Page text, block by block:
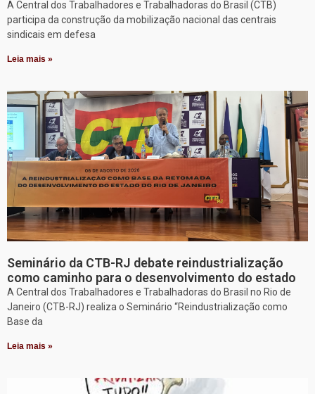
A Central dos Trabalhadores e Trabalhadoras do Brasil (CTB)
participa da construção da mobilização nacional das centrais
sindicais em defesa
Leia mais »
Seminário da CTB-RJ debate reindustrialização
como caminho para o desenvolvimento do estado
A Central dos Trabalhadores e Trabalhadoras do Brasil no Rio de
Janeiro (CTB-RJ) realiza o Seminário “Reindustrialização como
Base da
Leia mais »